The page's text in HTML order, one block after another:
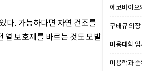
다. 가능하다면 자연 건조를
열 보호제를 바르는 것도 모발